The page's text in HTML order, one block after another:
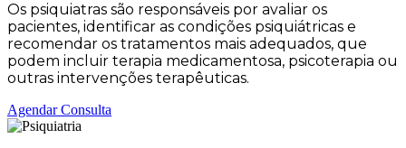
Os psiquiatras são responsáveis por avaliar os
pacientes, identificar as condições psiquiátricas e
recomendar os tratamentos mais adequados, que
podem incluir terapia medicamentosa, psicoterapia ou
outras intervenções terapêuticas.
Agendar Consulta